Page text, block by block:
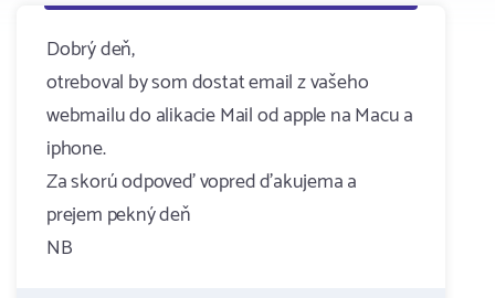
Dobrý deň,
otreboval by som dostat email z vašeho
webmailu do alikacie Mail od apple na Macu a
iphone.
Za skorú odpoveď vopred ďakujema a
prejem pekný deň
NB